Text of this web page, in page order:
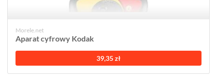
Morele.net
Aparat cyfrowy Kodak
39,35 zł